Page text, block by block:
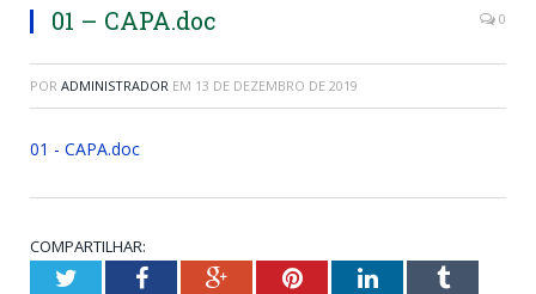
01 – CAPA.doc 0
POR ADMINISTRADOR EM 13 DE DEZEMBRO DE 2019
01 - CAPA.doc
COMPARTILHAR:
TwitterFacebookGoogle+PinterestLinkedInTumblr